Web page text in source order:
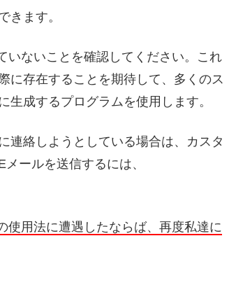
きます。
いないことを確認してください。これ
に存在することを期待して、多くのス
成するプログラムを使用します。
連絡しようとしている場合は、カスタ
ールを送信するには、
使用法に遭遇したならば、再度私達に